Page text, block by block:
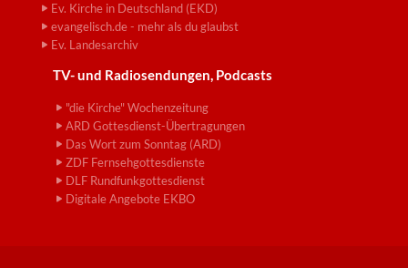
Ev. Kirche in Deutschland (EKD)
evangelisch.de - mehr als du glaubst
Ev. Landesarchiv
TV- und Radiosendungen, Podcasts
"die Kirche" Wochenzeitung
ARD Gottesdienst-Übertragungen
Das Wort zum Sonntag (ARD)
ZDF Fernsehgottesdienste
DLF Rundfunkgottesdienst
Digitale Angebote EKBO